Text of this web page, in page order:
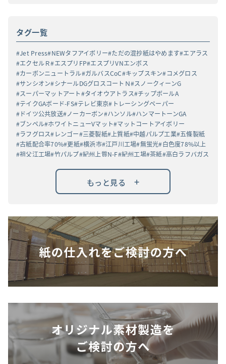
タグ一覧
Jet Press NEWタフアイボリー ただの混抄紙はやめます エアラス
エクセルＲ エスプリFP エスプリVNエンボス
カーボンニュートラル ガルバスCoC キップスキン コメグロス
サンシオン シナールDGグロスコートＮ
スノークィーンG
スーパーマットアート タイオウアトラス チップボールA
テイクGAボード-FS テレビ東京
トレーシングペーパー
ドイツ公共放送 ノーカーボン ハンソル ハンマートーンGA
ブンペル ホワイトニューVマット マットコートアイボリー
ラフグロス レンゴー 三菱製紙 上質紙 中越パルプ工業 五條製紙
古紙配合率70% 更紙 横浜市 江戸川工場 無蛍光 白色度78%以上
祖父江工場 竹パルプ 紀州上質N-F 紀州工場 茶紙 高白ラフバガス
もっと見る +